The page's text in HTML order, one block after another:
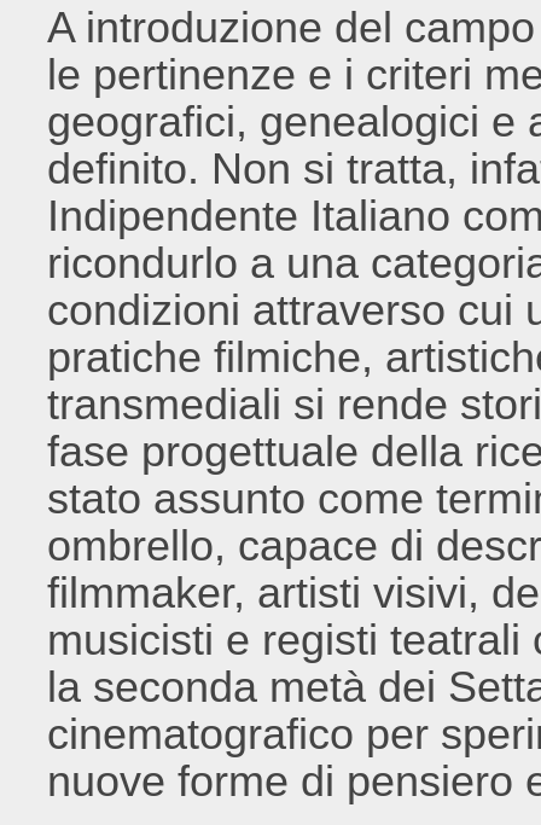
A introduzione del
le pertinenze e i criteri
geografici, genealogici e
definito. Non si tratta,
Indipendente Italiano
ricondurlo a una
condizioni attraverso cui
pratiche filmiche,
transmediali si rende
fase progettuale della
stato assunto come
ombrello, capace di
filmmaker, artisti visivi,
musicisti e registi
la seconda metà dei
cinematografico per
nuove forme di pensiero